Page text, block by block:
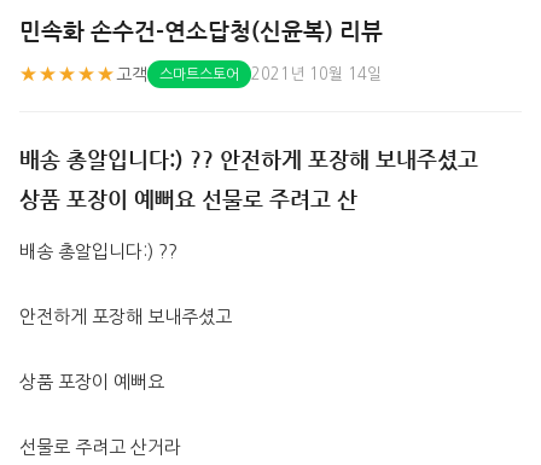
민속화 손수건-연소답청(신윤복) 리뷰
★★★★★ 고객 스마트스토어 2021년 10월 14일
배송 총알입니다:) ?? 안전하게 포장해 보내주셨고
상품 포장이 예뻐요 선물로 주려고 산
배송 총알입니다:) ??
안전하게 포장해 보내주셨고
상품 포장이 예뻐요
선물로 주려고 산거라